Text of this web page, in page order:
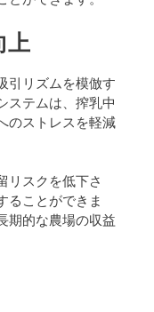
上
引リズムを模倣す
ステムは、搾乳中
のストレスを軽減
リスクを低下さ
ることができま
期的な農場の収益